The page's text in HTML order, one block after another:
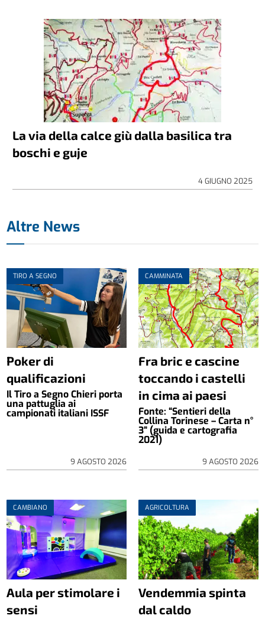
La via della calce giù dalla basilica tra
boschi e guje
4 GIUGNO 2025
Altre News
TIRO A SEGNO
Poker di
qualificazioni
Il Tiro a Segno Chieri porta
una pattuglia ai
campionati italiani ISSF
9 AGOSTO 2026
CAMMINATA
Fra bric e cascine
toccando i castelli
in cima ai paesi
Fonte: “Sentieri della
Collina Torinese – Carta n°
3” (guida e cartografia
2021)
9 AGOSTO 2026
CAMBIANO
Aula per stimolare i
sensi
AGRICOLTURA
Vendemmia spinta
dal caldo